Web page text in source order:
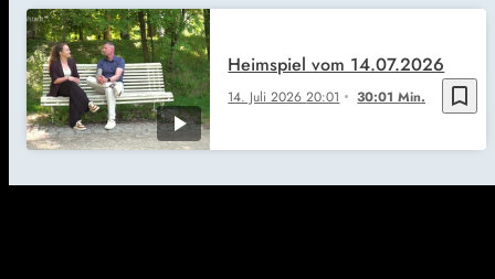
bookmark_border
14. Juli 202620:01 30:01 Min.
Heimspiel vom 14.07.2026